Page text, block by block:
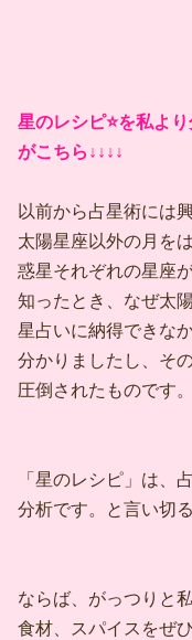
星のレシピ⭐️を私よ
がこちら↓↓↓↓
以前から占星術には
太陽星座以外の月を
惑星それぞれの星座
知ったとき、なぜ太
星占いに納得できな
分かりましたし、そ
圧倒されたものです。
「星のレシピ」は、
分析です。と言い切る
ならば、がっつりと
食材、スパイスをぜ